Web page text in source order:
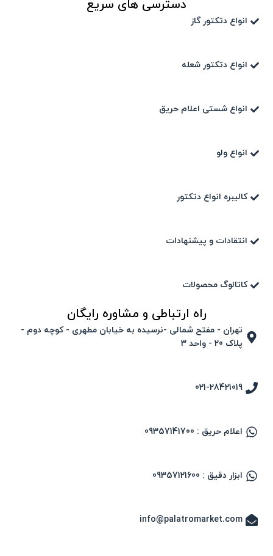
دسترسی های سریع
انواع دتکتور گاز
انواع دتکتور شعله
انواع شستی اعلام حریق
انواع ولو
کالیبره انواع دتکتور
انتقادات و پیشنهادات
کاتالوگ محصولات
راه ارتباطی و مشاوره رایگان
تهران - مفتح شمالی -نرسیده به خیابان مطهری - کوچه دوم -
پلاک 20 - واحد ۳
021-28421019
اعلام حریق : 09357141700
ابزار دقیق : 09357121600
info@palatromarket.com